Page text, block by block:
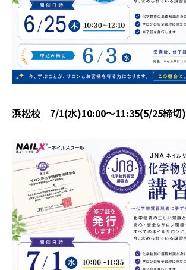
浜松校 7/1(水)10:00〜11:35(5/25締切)